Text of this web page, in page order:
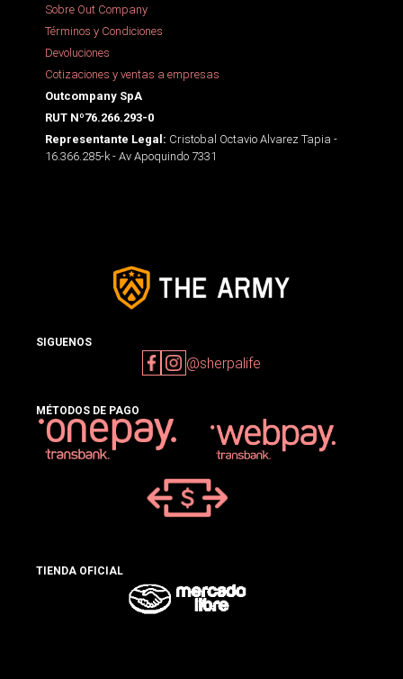
Sobre Out Company
Términos y Condiciones
Devoluciones
Cotizaciones y ventas a empresas
Outcompany SpA
RUT Nº76.266.293-0
Representante Legal: Cristobal Octavio Alvarez Tapia -
16.366.285-k - Av Apoquindo 7331
SIGUENOS
@sherpalife
MÉTODOS DE PAGO
TIENDA OFICIAL